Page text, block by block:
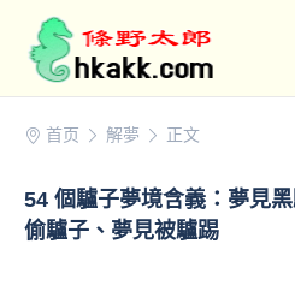
首页 解夢 正文
54 個驢子夢境含義：夢見
偷驢子、夢見被驢踢